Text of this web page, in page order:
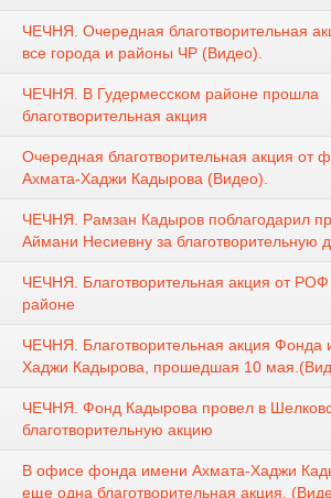
ЧЕЧНЯ. Очередная благотворительная
все города и районы ЧР (Видео).
ЧЕЧНЯ. В Гудермесском районе прошла
благотворительная акция
Очередная благотворительная акция от
Ахмата-Хаджи Кадырова (Видео).
ЧЕЧНЯ. Рамзан Кадыров поблагодарил
Аймани Несиевну за благотворительную
ЧЕЧНЯ. Благотворительная акция от
районе
ЧЕЧНЯ. Благотворительная акция Фонда
Хаджи Кадырова, прошедшая 10
ЧЕЧНЯ. Фонд Кадырова провел в
благотворительную акцию
В офисе фонда имени Ахмата-Хаджи
еще одна благотворительная акция.